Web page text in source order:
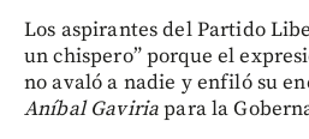
Los aspirantes del Partido
un chispero” porque el
no avaló a nadie y enfiló su
Aníbal Gaviriapara la